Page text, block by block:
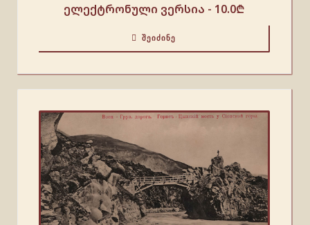
ელექტრონული ვერსია - 10.0₾
ᲨᲔᲘᲫᲘᲜᲔ